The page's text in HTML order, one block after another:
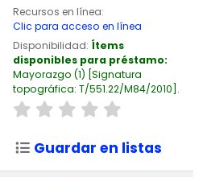
Recursos en línea:
Clic para acceso en línea
Disponibilidad: Ítems
disponibles para préstamo:
Mayorazgo (1) Signatura
topográfica: T/551.22/M84/2010 .
Guardar en listas